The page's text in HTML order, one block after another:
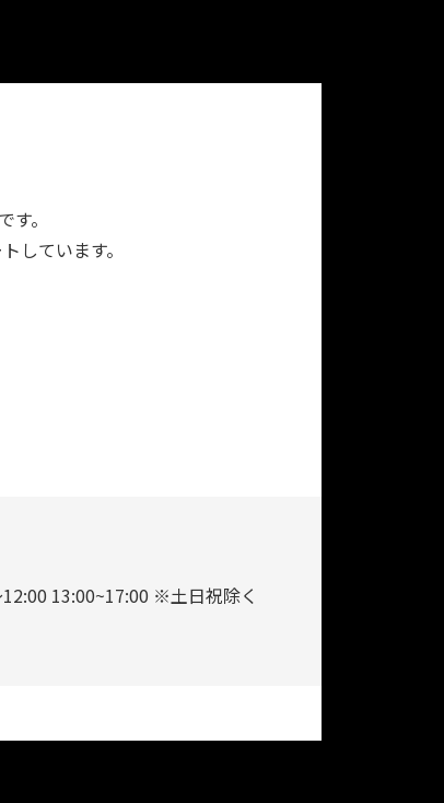
。
しています。
13:00~17:00 ※土日祝除く